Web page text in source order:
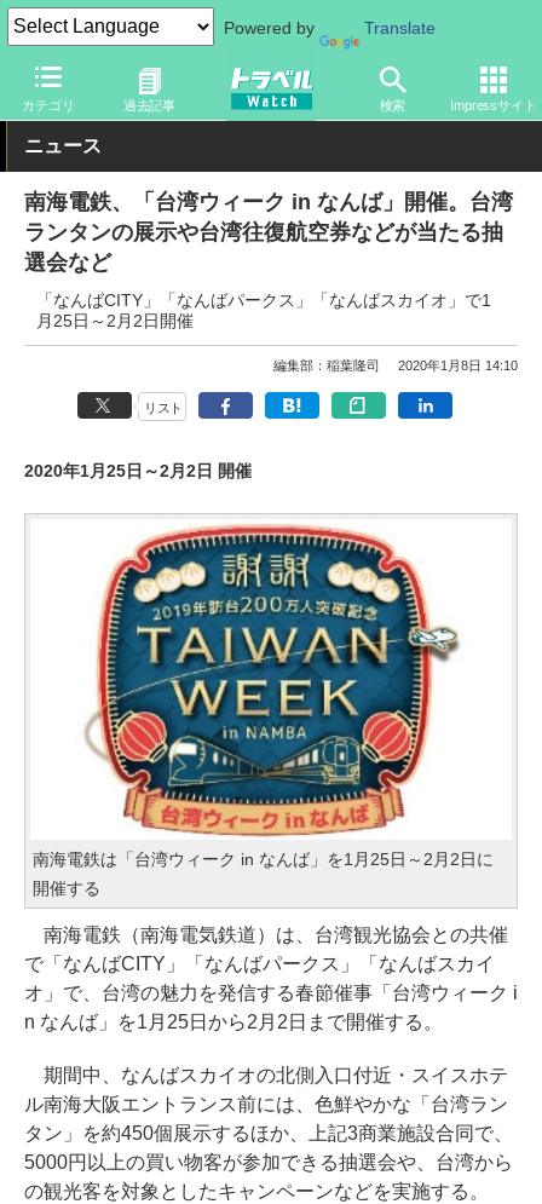
Powered by Translate
カテゴリ 過去記事 検索 Impressサイト
トラベル Watch 地域 国内旅行 京都・大阪
ニュース
南海電鉄、「台湾ウィーク in なんば」開催。台湾
ランタンの展示や台湾往復航空券などが当たる抽
選会など
「なんばCITY」「なんばパークス」「なんばスカイオ」で1
月25日～2月2日開催
編集部：稲葉隆司 2020年1月8日 14:10
リスト
2020年1月25日～2月2日 開催
南海電鉄は「台湾ウィーク in なんば」を1月25日～2月2日に
開催する
南海電鉄（南海電気鉄道）は、台湾観光協会との共催
で「なんばCITY」「なんばパークス」「なんばスカイ
オ」で、台湾の魅力を発信する春節催事「台湾ウィーク i
n なんば」を1月25日から2月2日まで開催する。
期間中、なんばスカイオの北側入口付近・スイスホテ
ル南海大阪エントランス前には、色鮮やかな「台湾ラン
タン」を約450個展示するほか、上記3商業施設合同で、
5000円以上の買い物客が参加できる抽選会や、台湾から
の観光客を対象としたキャンペーンなどを実施する。